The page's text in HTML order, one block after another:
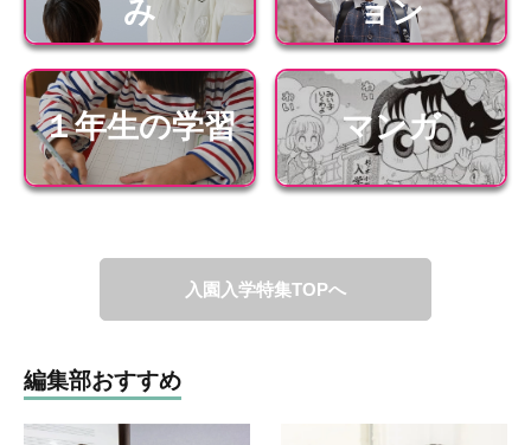
み ョン
１年生の学習 マンガ
入園入学特集TOPへ
編集部おすすめ